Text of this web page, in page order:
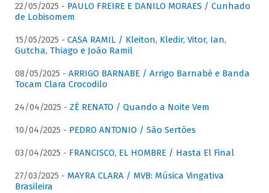
22/05/2025 - PAULO FREIRE E DANILO MORAES / Cunhado
de Lobisomem
15/05/2025 - CASA RAMIL / Kleiton, Kledir, Vitor, Ian,
Gutcha, Thiago e João Ramil
08/05/2025 - ARRIGO BARNABE / Arrigo Barnabé e Banda
Tocam Clara Crocodilo
24/04/2025 - ZÉ RENATO / Quando a Noite Vem
10/04/2025 - PEDRO ANTONIO / São Sertões
03/04/2025 - FRANCISCO, EL HOMBRE / Hasta El Final
27/03/2025 - MAYRA CLARA / MVB: Música Vingativa
Brasileira